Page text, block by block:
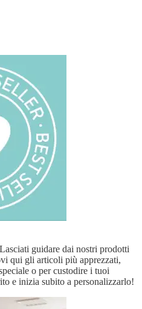
guidare dai nostri prodotti
qui gli articoli più apprezzati,
o per custodire i tuoi
e inizia subito a personalizzarlo!